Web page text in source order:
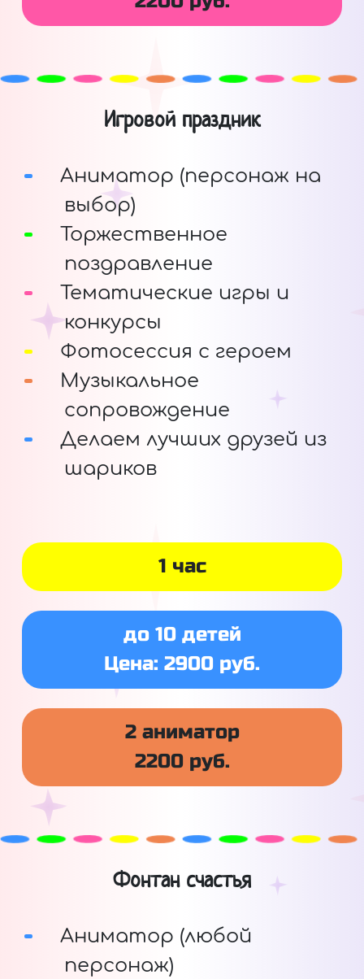
Игровой праздник
Аниматор (персонаж на
выбор)
Торжественное
поздравление
Тематические игры и
конкурсы
Фотосессия с героем
Музыкальное
сопровождение
Делаем лучших друзей из
шариков
1 час
до 10 детей
Цена: 2900 руб.
2 аниматор
2200 руб.
Фонтан счастья
Аниматор (любой
персонаж)